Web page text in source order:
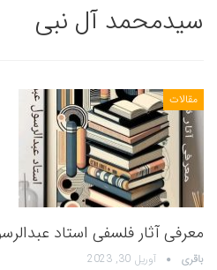
سیدمحمد آل نبی
مقالات
معرفی آثار فلسفی استاد
باقری آوریل 30, 2023